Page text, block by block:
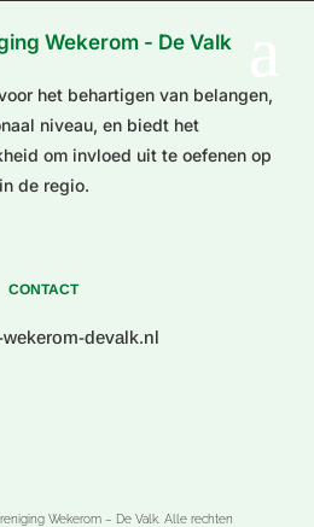
Wekerom - De Valk
het behartigen van belangen,
niveau, en biedt het
om invloed uit te oefenen op
de regio.
CONTACT
devalk.nl
Wekerom – De Valk. Alle rechten